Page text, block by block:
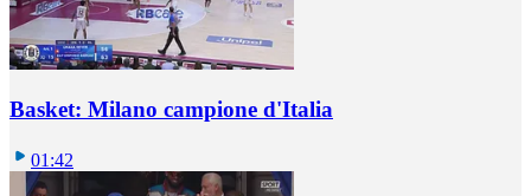
Basket: Milano campione d'Italia
01:42